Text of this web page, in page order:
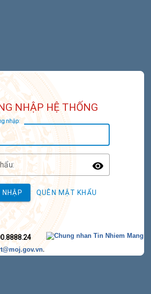
NHẬP HỆ THỐNG
nhập:
Toggle
NHẬP QUÊN MẬT KHẨU
.